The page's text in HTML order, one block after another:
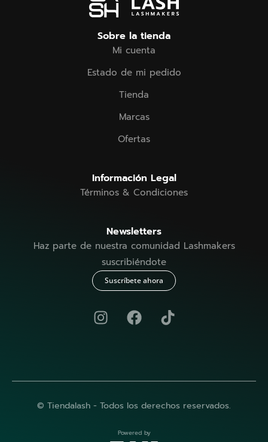
Sobre la tienda
Mi cuenta
Estado de mi pedido
Tienda
Marcas
Ofertas
Información Legal
Términos & Condiciones
Newsletters
Haz parte de nuestra comunidad Lashmakers
suscribiéndote
Suscríbete ahora
© Tiendalash - Todos los derechos reservados.
Powered by